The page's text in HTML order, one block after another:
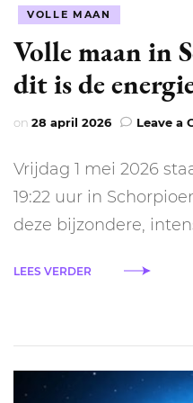
VOLLE MAAN
Volle maan in
dit is de
on 28 april 2026 Leave a
Vrijdag 1 mei 2026
19:22 uur in
deze bijzondere,
LEES VERDER